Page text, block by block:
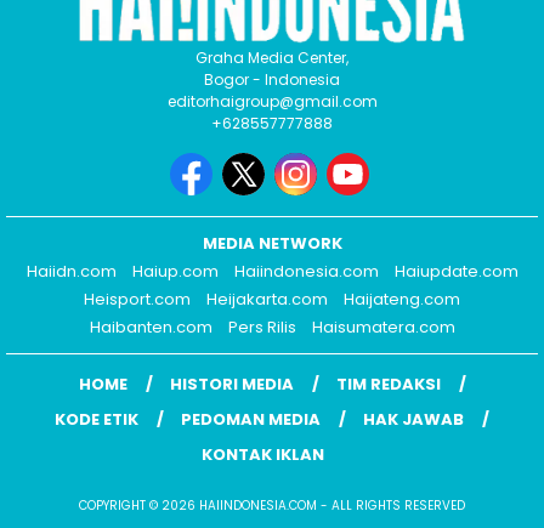
Graha Media Center,
Bogor - Indonesia
editorhaigroup@gmail.com
+628557777888
MEDIA NETWORK
Haiidn.com
Haiup.com Haiindonesia.com
Haiupdate.com
Heisport.com
Heijakarta.com
Haijateng.com
Haibanten.com
Pers Rilis Haisumatera.com
HOME HISTORI MEDIA
TIM REDAKSI
KODE ETIK
PEDOMAN MEDIA
HAK JAWAB
KONTAK IKLAN
COPYRIGHT © 2026 HAIINDONESIA.COM - ALL RIGHTS RESERVED